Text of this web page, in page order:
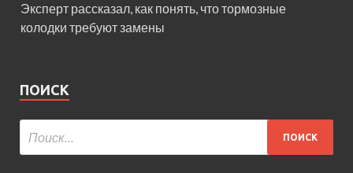
Эксперт рассказал, как понять, что тормозные
колодки требуют замены
ПОИСК